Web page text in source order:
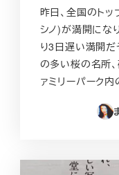
昨日、全国のト
シノ)が満開にな
り3日遅い満開だ
の多い桜の名所
ァミリーパーク